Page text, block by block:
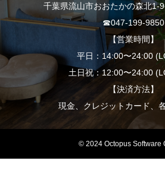
千葉県流山市おおたかの森北1-
☎︎047-199-9850
【営業時間】
平日：14:00〜24:00
土日祝：12:00〜24:00
【決済方法】
現金、クレジットカード、
© 2024 Octopus Software